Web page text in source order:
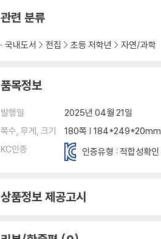
관련 분류
국내도서 전집 초등 저학년 자연/과학
품목정보
발행일
2025년 04월 21일
쪽수, 무게, 크기
180쪽 | 184*249*20mm
KC인증
인증유형 : 적합성확인
상품정보 제공고시